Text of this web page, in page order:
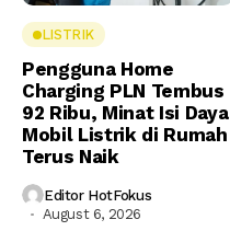
LISTRIK
Pengguna Home
Charging PLN Tembus
92 Ribu, Minat Isi Daya
Mobil Listrik di Rumah
Terus Naik
Editor HotFokus
August 6, 2026